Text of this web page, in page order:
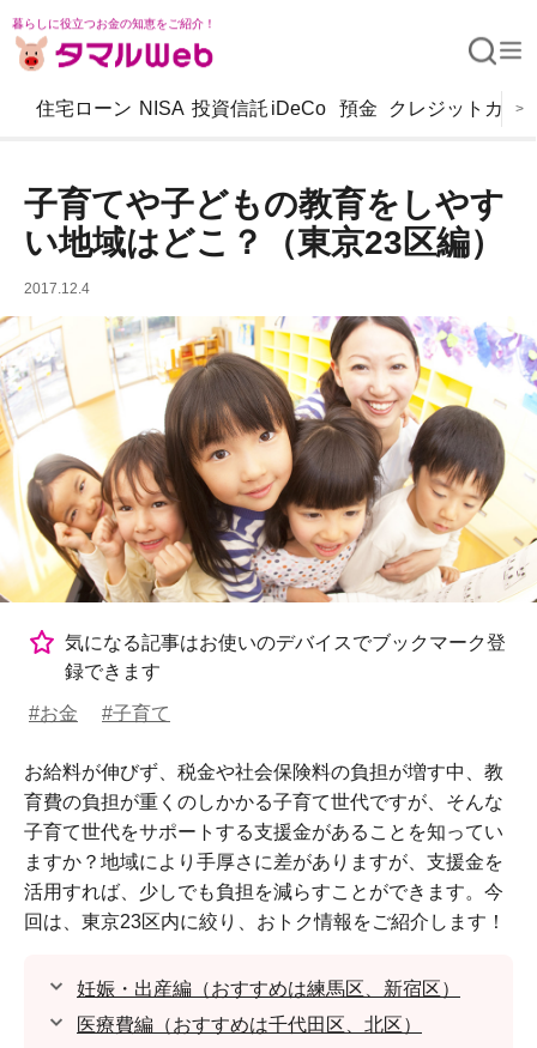
暮らしに役立つお金の知恵をご紹介！
住宅ローン NISA 投資信託 iDeCo 預金 クレジットカー
>
子育てや子どもの教育をしやす
い地域はどこ？（東京23区編）
2017.12.4
気になる記事はお使いのデバイスでブックマーク登
録できます
#お金 #子育て
お給料が伸びず、税金や社会保険料の負担が増す中、教
育費の負担が重くのしかかる子育て世代ですが、そんな
子育て世代をサポートする支援金があることを知ってい
ますか？地域により手厚さに差がありますが、支援金を
活用すれば、少しでも負担を減らすことができます。今
回は、東京23区内に絞り、おトク情報をご紹介します！
妊娠・出産編（おすすめは練馬区、新宿区）
医療費編（おすすめは千代田区、北区）